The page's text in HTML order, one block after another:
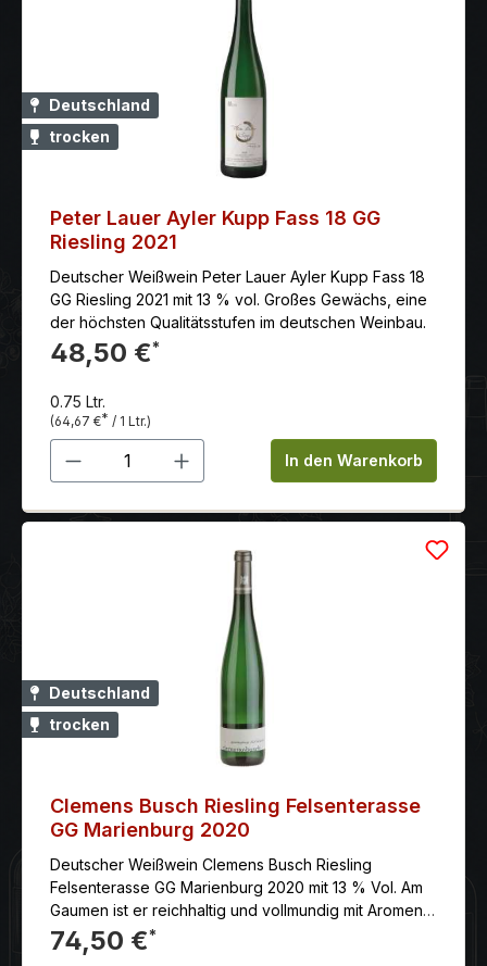
Deutschland
trocken
Peter Lauer Ayler Kupp Fass 18 GG
Riesling 2021
Deutscher Weißwein Peter Lauer Ayler Kupp Fass 18
GG Riesling 2021 mit 13 % vol. Großes Gewächs, eine
der höchsten Qualitätsstufen im deutschen Weinbau.
48,50 €*
0.75 Ltr.
(64,67 €* / 1 Ltr.)
Produkt Anzahl: Gib denIn den Warenkorb
Deutschland
trocken
Clemens Busch Riesling Felsenterasse
GG Marienburg 2020
Deutscher Weißwein Clemens Busch Riesling
Felsenterasse GG Marienburg 2020 mit 13 % Vol. Am
Gaumen ist er reichhaltig und vollmundig mit Aromen
von Limettenschale, Zitrone, Apfel und Mineralien.
Der Wein hat einen langen, anhaltenden Abgang.
74,50 €*